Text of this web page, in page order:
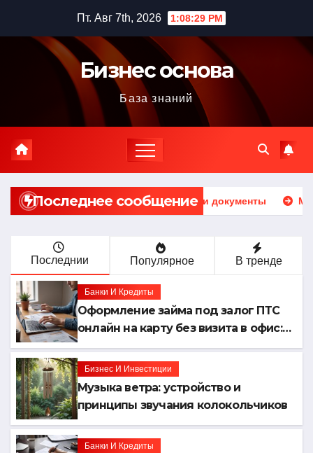
содержимому
Пт. Авг 7th, 2026 1:08:31 PM
Бизнес основа
База знаний
Последнее сообщение
требования и документы Музыка ветра:
Последнии Популярное В тренде
Банки И Кредиты
Оформление займа под залог ПТС
онлайн на карту без визита в офис:
порядок, требования и документы
Бизнес И Инвестиции
Музыка ветра: устройство и
принципы звучания колокольчиков
Банки И Кредиты